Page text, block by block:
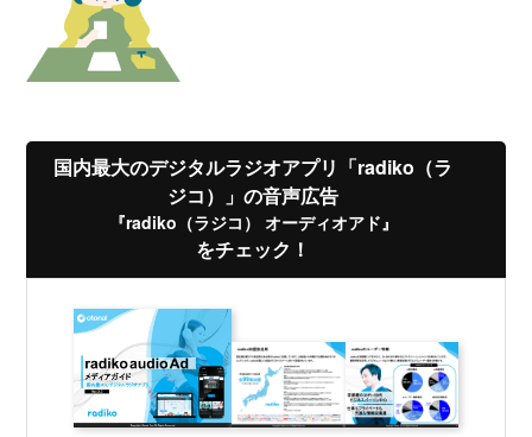
国内最大のデジタルラジオアプリ「radiko（ラ
ジコ）」の音声広告
『radiko（ラジコ） オーディオアド』
をチェック！